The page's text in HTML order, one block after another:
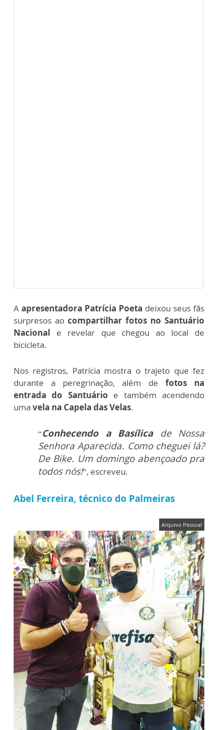
A apresentadora Patrícia Poeta deixou seus fãs
surpresos ao compartilhar fotos no Santuário
Nacional e revelar que chegou ao local de
bicicleta.
Nos registros, Patrícia mostra o trajeto que fez
durante a peregrinação, além de fotos na
entrada do Santuário e também acendendo
uma vela na Capela das Velas.
“Conhecendo a Basílica de Nossa
Senhora Aparecida. Como cheguei lá?
De Bike. Um domingo abençoado pra
todos nós!”, escreveu.
Abel Ferreira, técnico do Palmeiras
Arquivo Pessoal